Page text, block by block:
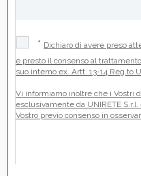
* Dichiaro di avere preso
e presto il consenso al
suo interno ex. Artt. 13-14 Reg.to
Vi informiamo inoltre che i Vostri
esclusivamente da UNIRETE
Vostro previo consenso in